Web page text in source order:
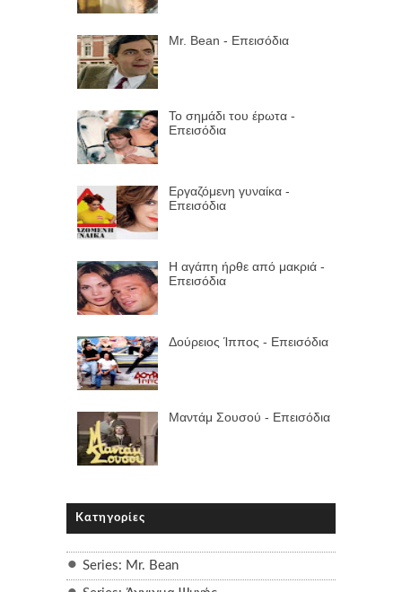
Mr. Bean - Επεισόδια
Το σημάδι του έpωτα -
Επεισόδια
Εργαζόμενη γυναίκα -
Επεισόδια
Η αγάπη ήρθε από μακριά -
Επεισόδια
Δούρειος Ίππος - Επεισόδια
Μαντάμ Σουσού - Επεισόδια
Κατηγορίες
Series: Mr. Bean